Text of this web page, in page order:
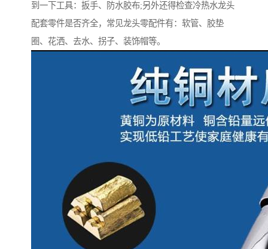
到一下工具：扳手、防水胶布;另外还得检查冷热水龙头
配套零件是否齐全，常见龙头零配件有：软管、胶垫
圈、花洒、去水、拐子、装饰帽等。